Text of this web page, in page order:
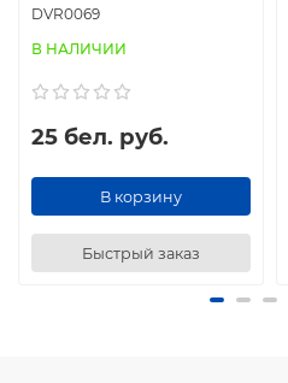
DVR0069
В НАЛИЧИИ
25 бел. руб.
В корзину
Быстрый заказ